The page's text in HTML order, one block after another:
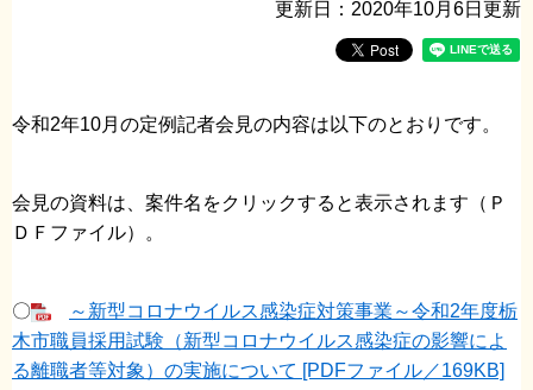
更新日：2020年10月6日更新
令和2年10月の定例記者会見の内容は以下のとおりです。
会見の資料は、案件名をクリックすると表示されます（Ｐ
ＤＦファイル）。
〇
～新型コロナウイルス感染症対策事業～令和2年度栃
木市職員採用試験（新型コロナウイルス感染症の影響によ
る離職者等対象）の実施について [PDFファイル／169KB]